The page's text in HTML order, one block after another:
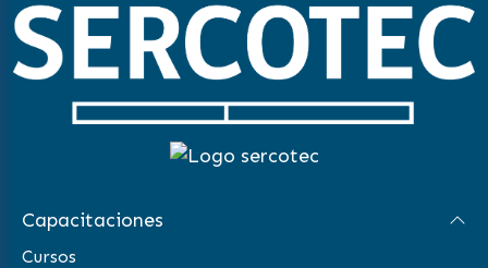
Capacitaciones
Cursos